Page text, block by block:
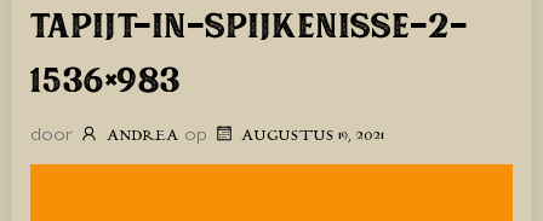
TAPIJT-IN-SPIJKENISSE-2-
1536×983
door ANDREA op AUGUSTUS 19, 2021